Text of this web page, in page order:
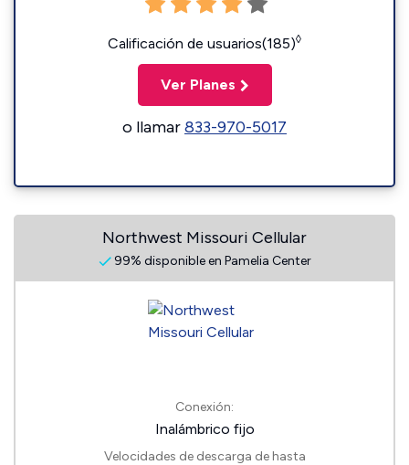
Calificación de usuarios(185)◊
Ver Planes
o llamar833-970-5017
Northwest Missouri Cellular
99% disponible en Pamelia Center
Conexión:
Inalámbrico fijo
Velocidades de descarga de hasta